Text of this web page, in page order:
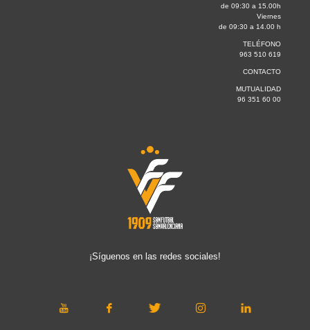
de 09:30 a 15.00h
Viernes
de 09:30 a 14.00 h
TELÉFONO
963 510 619
CONTACTO
MUTUALIDAD
96 351 60 00
¡Síguenos en las redes sociales!